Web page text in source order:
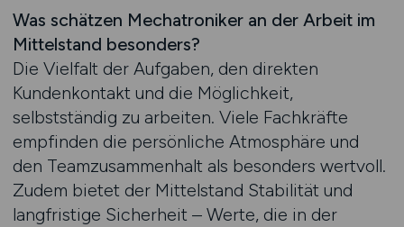
Was schätzen Mechatroniker an der Arbeit im
Mittelstand besonders?
Die Vielfalt der Aufgaben, den direkten
Kundenkontakt und die Möglichkeit,
selbstständig zu arbeiten. Viele Fachkräfte
empfinden die persönliche Atmosphäre und
den Teamzusammenhalt als besonders wertvoll.
Zudem bietet der Mittelstand Stabilität und
langfristige Sicherheit – Werte, die in der